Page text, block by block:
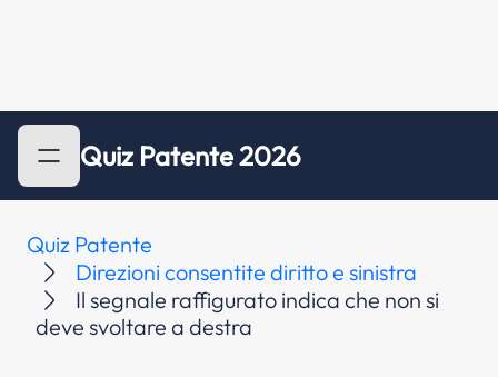
Quiz Patente 2026
Quiz Patente
Direzioni consentite diritto e sinistra
Il segnale raffigurato indica che non si
deve svoltare a destra